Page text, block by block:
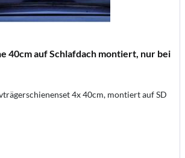
40cm auf Schlafdach montiert, nur bei
4x 40cm, montiert auf SD